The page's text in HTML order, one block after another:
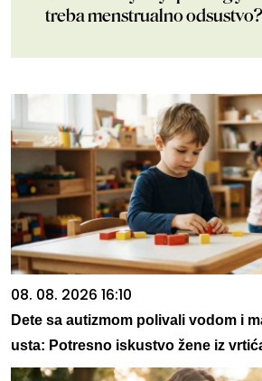
treba menstrualno
08. 08. 2026 16:10
Dete sa autizmom polivali vodom i
usta: Potresno iskustvo žene iz